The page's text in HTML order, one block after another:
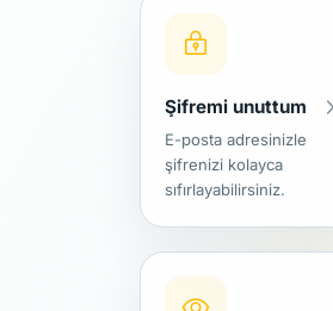
3
Firma bilgilerini
doldurun
4
Logoyu ve
Şifremi unuttum
E-posta adresinizle
şifrenizi kolayca
sıfırlayabilirsiniz.